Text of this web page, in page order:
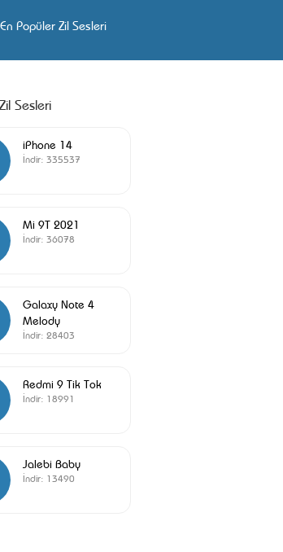
En Popüler Zil Sesleri
Sesleri
iPhone 14
İndir: 335537
Mi 9T 2021
İndir: 36078
Galaxy Note 4
Melody
İndir: 28403
Redmi 9 Tik Tok
İndir: 18991
Jalebi Baby
İndir: 13490